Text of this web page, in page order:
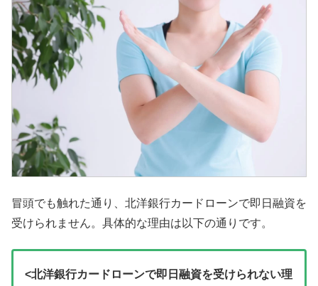
冒頭でも触れた通り、北洋銀行カードローンで即日融資を
受けられません。具体的な理由は以下の通りです。
<北洋銀行カードローンで即日融資を受けられない理